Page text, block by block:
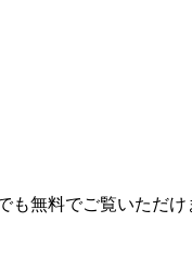
も無料でご覧いただ